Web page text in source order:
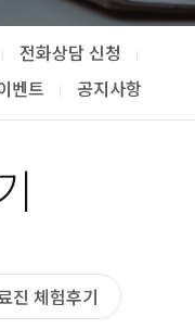
전화상담 신청
벤트 공지사항
진 체험후기